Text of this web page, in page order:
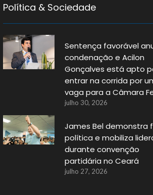
Política & Sociedade
Sentença favorável
condenação e Acilon
Gonçalves está apto
entrar na corrida por
vaga para a Câmara
julho 30, 2026
James Bel demonstra
política e mobiliza
durante convenção
partidária no Ceará
julho 27, 2026